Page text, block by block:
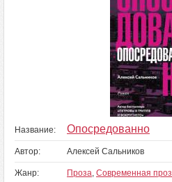
Название: Опосредованно
Автор: Алексей Сальников
Жанр: Проза, Современная